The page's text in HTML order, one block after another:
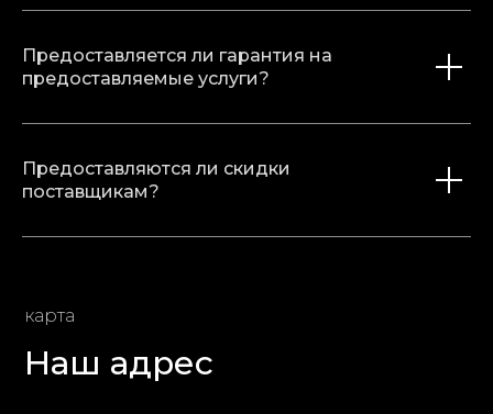
Предоставляется ли гарантия на
предоставляемые услуги?
Предоставляются ли скидки
поставщикам?
Наш адрес
карта